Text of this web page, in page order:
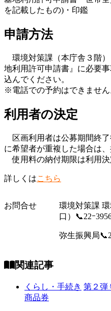
を記載したもの)・印鑑
申請方法
環境対策課（本庁舎３階
地利用許可申請書』に必要
込んでください。
※電話での予約はできません
利用者の決定
区画利用者は公募期間終
に希望者が重複した場合は
使用料の納付期限は利用決
詳しくはこちら
お問合せ
環境対策課
口）📞22ｰ
弥生振興局
関連記事
くらし・手続き 第２弾
商品券